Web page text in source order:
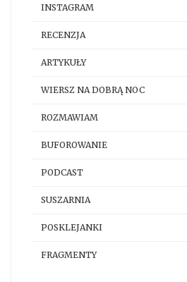
INSTAGRAM
RECENZJA
ARTYKUŁY
WIERSZ NA DOBRĄ NOC
ROZMAWIAM
BUFOROWANIE
PODCAST
SUSZARNIA
POSKLEJANKI
FRAGMENTY